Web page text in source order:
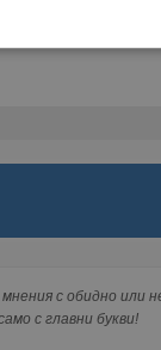
потребители.
с обидно или
с главни букви!
Ефективност
може да се използва